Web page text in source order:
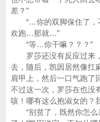
差？”
“…你的双脚保住了，
欢跑…那就…”
“等…你干嘛？？？”
罗莎还没有反应过来，
去，随后，凯因居然像扛
肩甲上，然后一口气跑了
不过这一次，罗莎在也
咳！哪有这么抱淑女的？
“别贫了，既然你怎么